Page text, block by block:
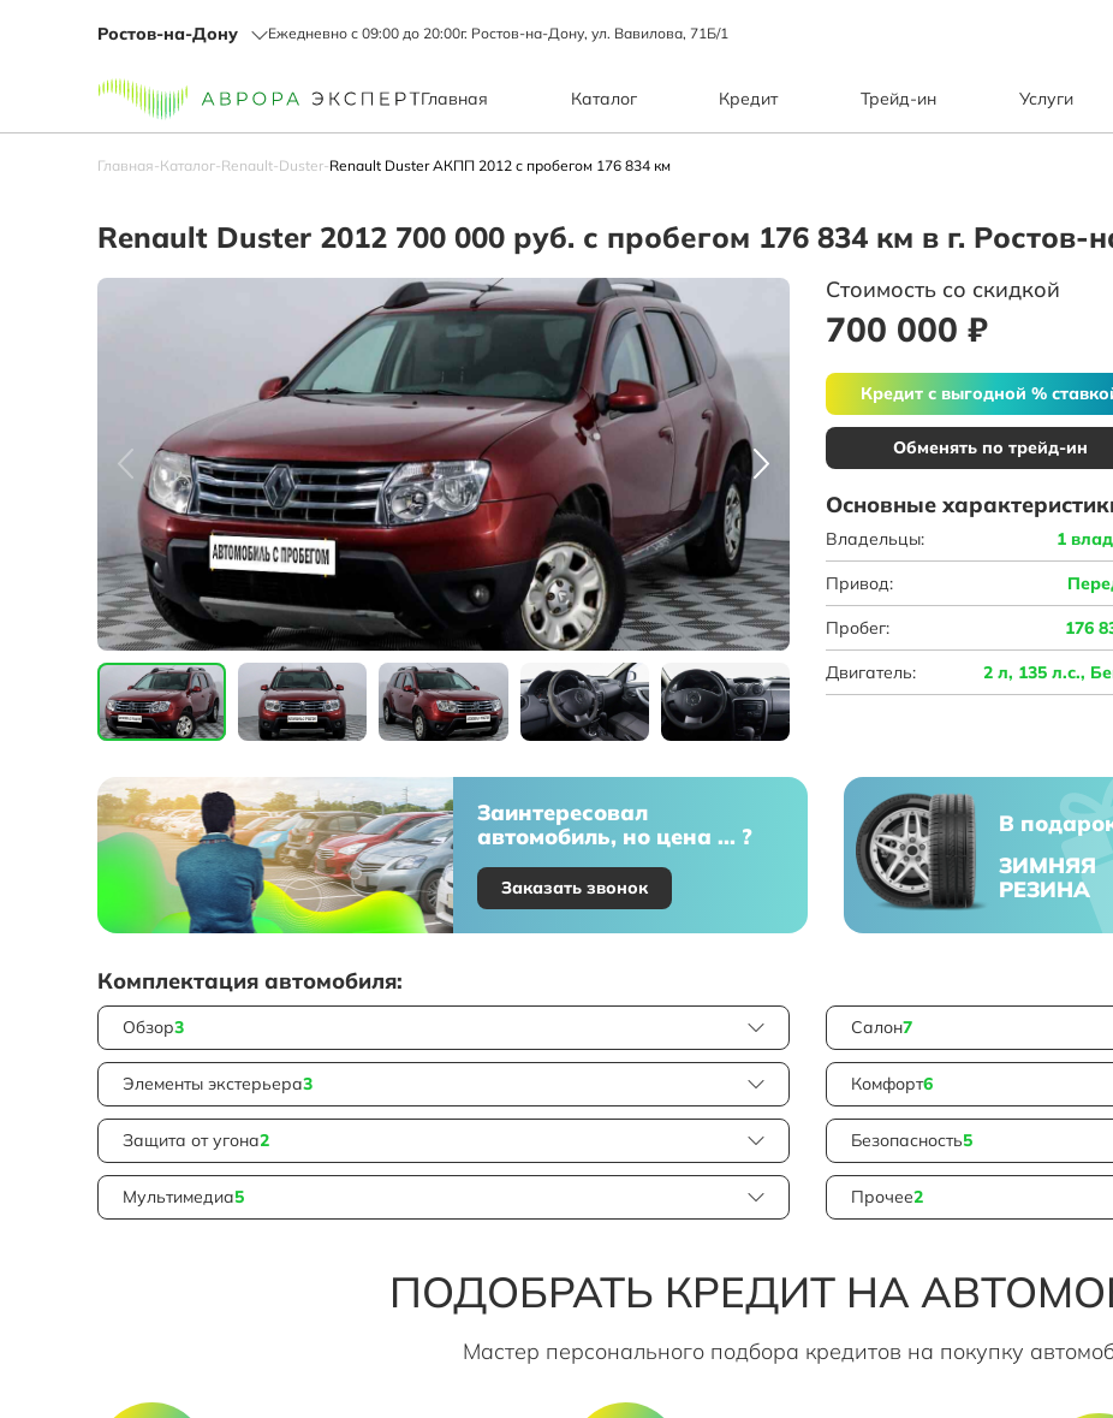
Ростов-на-Дону Ежедневно с 09:00 до 20:00г. Ростов-на-Дону, ул. Вавилова, 71Б/1
Главная Каталог Кредит Трейд-ин Услуги
Главная-Каталог-Renault-Duster-Renault Duster АКПП 2012 с пробегом 176 834 км
Renault Duster 2012 700 000 руб. с пробегом 176 834 км в г. Ростов-
Стоимость со скидкой
700 000 ₽
Кредит с выгодной %
Обменять по трейд-ин
Основные
Владельцы: 1
Привод:
Пробег: 176
Двигатель: 2 л, 135 л.с.,
Заинтересовал
автомобиль, но цена ... ?
Заказать звонок
В
ЗИМНЯЯ
РЕЗИНА
Комплектация автомобиля:
Обзор3
Элементы экстерьера3
Защита от угона2
Мультимедиа5
Салон7
Комфорт6
Безопасность5
Прочее2
ПОДОБРАТЬ КРЕДИТ НА
Мастер персонального подбора кредитов на покупку